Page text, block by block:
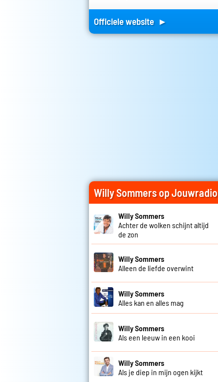
Officiele website ►
Willy Sommers op Jouwradio
Willy Sommers
Achter de wolken schijnt altijd
de zon
Willy Sommers
Alleen de liefde overwint
Willy Sommers
Alles kan en alles mag
Willy Sommers
Als een leeuw in een kooi
Willy Sommers
Als je diep in mijn ogen kijkt